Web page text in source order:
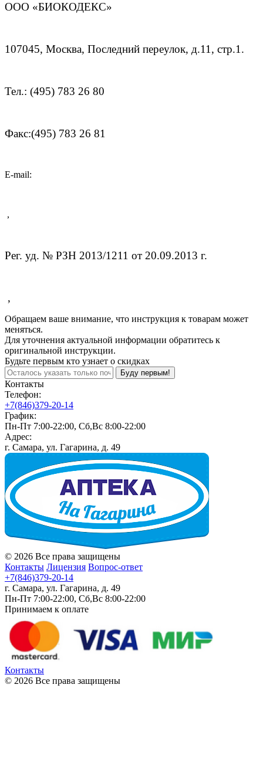
ООО «БИОКОДЕКС»
107045, Москва, Последний переулок, д.11, стр.1.
Тел.: (495) 783 26 80
Факс:(495) 783 26 81
E-mail:
,
Рег. уд. № РЗН 2013/1211 от 20.09.2013 г.
,
Обращаем ваше внимание, что инструкция к товарам может
меняться.
Для уточнения актуальной информации обратитесь к
оригинальной инструкции.
Будьте первым кто узнает о скидках
Буду первым!
Контакты
Телефон:
+7(846)379-20-14
График:
Пн-Пт 7:00-22:00, Сб,Вс 8:00-22:00
Адрес:
г. Самара, ул. Гагарина, д. 49
© 2026 Все права защищены
Контакты Лицензия Вопрос-ответ
+7(846)379-20-14
г. Самара, ул. Гагарина, д. 49
Пн-Пт 7:00-22:00, Сб,Вс 8:00-22:00
Принимаем к оплате
Контакты
© 2026 Все права защищены